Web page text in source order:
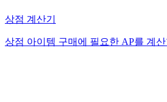
상점 계산기
상점 아이템 구매에 필요한 AP를 계